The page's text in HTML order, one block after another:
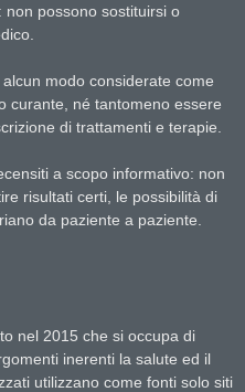
possono sostituirsi o
modo considerate come
curante, né tantomeno essere
di trattamenti e terapie.
a scopo informativo: non
risultati certi, le possibilità di
da paziente a paziente.
nel 2015 che si occupa di
inerenti la salute ed il
utilizzano come fonti solo siti